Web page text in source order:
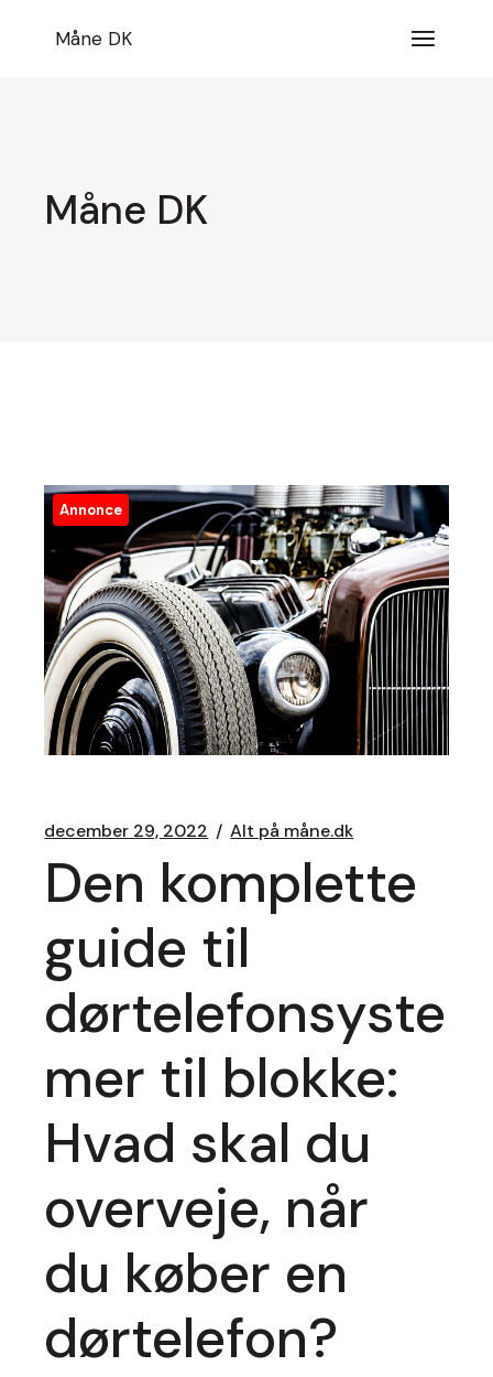
indholdMåne DK
Måne DK
Annonce
december 29, 2022 Alt på måne.dk
Den komplette
guide til
dørtelefonsyste
mer til blokke:
Hvad skal du
overveje, når
du køber en
dørtelefon?